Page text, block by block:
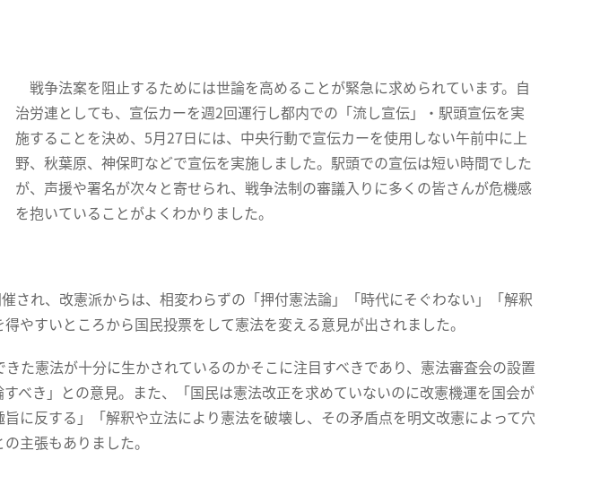
戦争法案を阻止するためには世論を高めることが緊急に求められています。自
治労連としても、宣伝カーを週2回運行し都内での「流し宣伝」・駅頭宣伝を実
施することを決め、5月27日には、中央行動で宣伝カーを使用しない午前中に上
野、秋葉原、神保町などで宣伝を実施しました。駅頭での宣伝は短い時間でした
が、声援や署名が次々と寄せられ、戦争法制の審議入りに多くの皆さんが危機感
を抱いていることがよくわかりました。
され、改憲派からは、相変わらずの「押付憲法論」「時代にそぐわない」「解釈
やすいところから国民投票をして憲法を変える意見が出されました。
た憲法が十分に生かされているのかそこに注目すべきであり、憲法審査会の設置
べき」との意見。また、「国民は憲法改正を求めていないのに改憲機運を国会が
に反する」「解釈や立法により憲法を破壊し、その矛盾点を明文改憲によって穴
主張もありました。